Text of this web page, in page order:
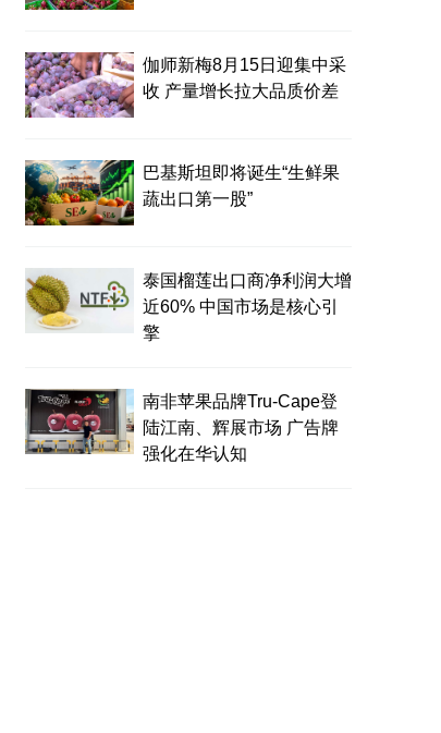
伽师新梅8月15日迎集中采
收 产量增长拉大品质价差
巴基斯坦即将诞生“生鲜果
蔬出口第一股”
泰国榴莲出口商净利润大增
近60% 中国市场是核心引
擎
南非苹果品牌Tru-Cape登
陆江南、辉展市场 广告牌
强化在华认知